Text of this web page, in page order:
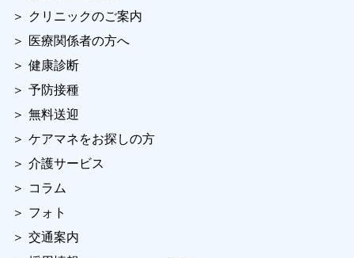
クリニックのご案内
医療関係者の方へ
健康診断
予防接種
無料送迎
ケアマネをお探しの方
介護サービス
コラム
フォト
交通案内